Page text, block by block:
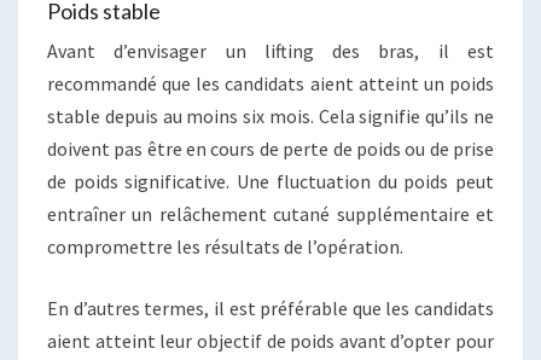
Poids stable
Avant d’envisager un lifting des bras, il est
recommandé que les candidats aient atteint un poids
stable depuis au moins six mois. Cela signifie qu’ils ne
doivent pas être en cours de perte de poids ou de prise
de poids significative. Une fluctuation du poids peut
entraîner un relâchement cutané supplémentaire et
compromettre les résultats de l’opération.
En d’autres termes, il est préférable que les candidats
aient atteint leur objectif de poids avant d’opter pour